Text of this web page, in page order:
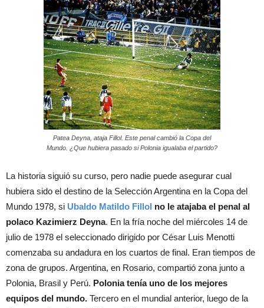
Patea Deyna, ataja Fillol. Este penal cambió la Copa del
Mundo. ¿Que hubiera pasado si Polonia igualaba el partido?
La historia siguió su curso, pero nadie puede asegurar cual
hubiera sido el destino de la Selección Argentina en la Copa del
Mundo 1978, si Ubaldo Matildo Fillol no le atajaba el penal al
polaco Kazimierz Deyna. En la fría noche del miércoles 14 de
julio de 1978 el seleccionado dirigido por César Luis Menotti
comenzaba su andadura en los cuartos de final. Eran tiempos de
zona de grupos. Argentina, en Rosario, compartió zona junto a
Polonia, Brasil y Perú. Polonia tenía uno de los mejores
equipos del mundo. Tercero en el mundial anterior, luego de la